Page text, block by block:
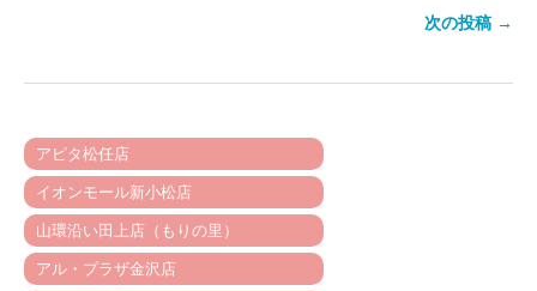
次の投稿 →
アピタ松任店
イオンモール新小松店
山環沿い田上店（もりの里）
アル・プラザ金沢店